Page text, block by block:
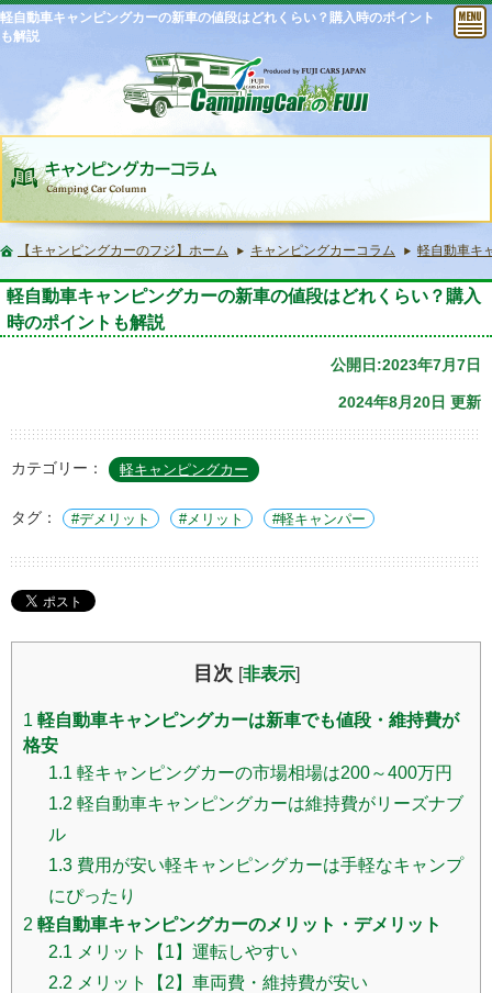
軽自動車キャンピングカーの新車の値段はどれくらい？購入時のポイント
も解説
【キャンピングカーのフジ】ホーム キャンピングカーコラム 軽自動車キ
軽自動車キャンピングカーの新車の値段はどれくらい？購入
時のポイントも解説
公開日:2023年7月7日
2024年8月20日 更新
カテゴリー： 軽キャンピングカー
タグ： デメリット メリット 軽キャンパー
目次 [非表示]
1 軽自動車キャンピングカーは新車でも値段・維持費が
格安
1.1 軽キャンピングカーの市場相場は200～400万円
1.2 軽自動車キャンピングカーは維持費がリーズナブ
ル
1.3 費用が安い軽キャンピングカーは手軽なキャンプ
にぴったり
2 軽自動車キャンピングカーのメリット・デメリット
2.1 メリット【1】運転しやすい
2.2 メリット【2】車両費・維持費が安い